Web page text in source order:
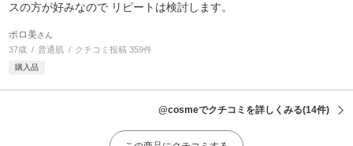
スの方が好みなので リピートは検討します。
ポロ美さん
37歳 普通肌 クチコミ投稿 359件
購入品
@cosmeでクチコミを詳しくみる(14件)